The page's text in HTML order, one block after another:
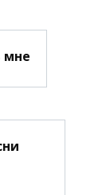
мне